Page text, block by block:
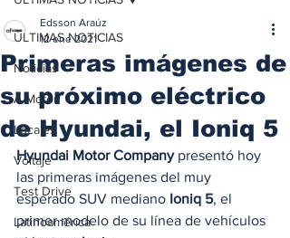
ÚLTIMAS NOTICIAS
Noticias
A Motor
Locales
Voltaje
Test Drive
Latinoamérica
Primeras imágenes de
su próximo eléctrico
de Hyundai, el Ioniq 5
Edsson Araúz
12 ene 2021
Hyundai Motor Company presentó hoy
las primeras imágenes del muy
esperado SUV mediano Ioniq 5, el
primer modelo de su línea de vehículos